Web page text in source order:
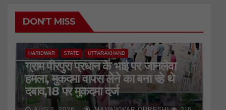
DON'T MISS
HARIDWAR STATE UTTARAKHAND
ग्राम पीरपुरा प्रधान के भाई पर जानलेवा
हमला, मुकदमा वापस लेने का बना रहे थे
दबाव,18 पर मुकदमा दर्ज